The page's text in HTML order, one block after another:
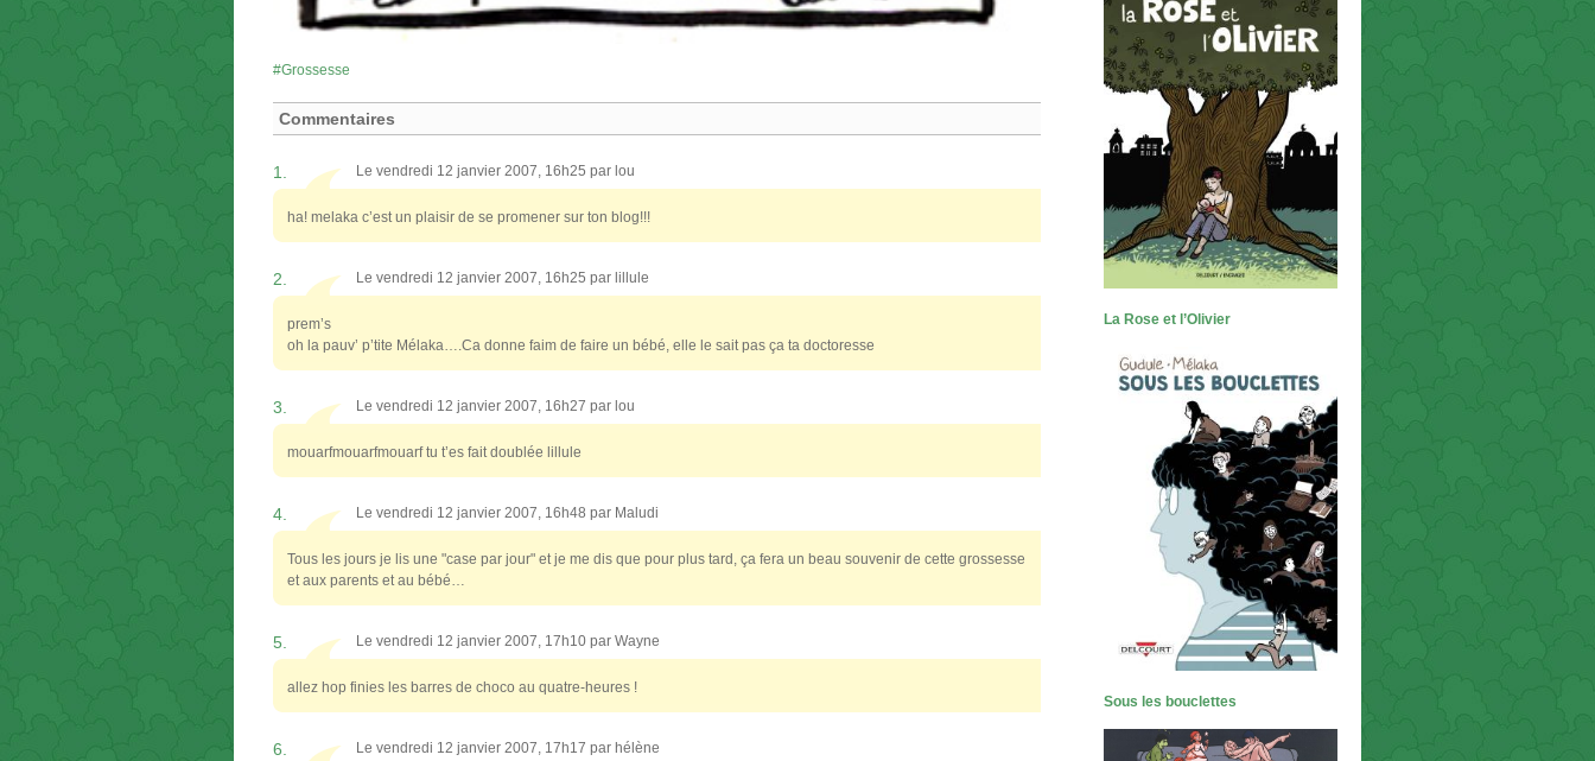
Grossesse
Commentaires
1. Le vendredi 12 janvier 2007, 16h25 par lou
ha! melaka c’est un plaisir de se promener sur ton blog!!!
2. Le vendredi 12 janvier 2007, 16h25 par lillule
prem’s
oh la pauv’ p’tite Mélaka….Ca donne faim de faire un bébé, elle le sait pas ça ta doctoresse
3. Le vendredi 12 janvier 2007, 16h27 par lou
mouarfmouarfmouarf tu t’es fait doublée lillule
4. Le vendredi 12 janvier 2007, 16h48 par Maludi
Tous les jours je lis une "case par jour" et je me dis que pour plus tard, ça fera un beau souvenir de cette grossesse
et aux parents et au bébé…
5. Le vendredi 12 janvier 2007, 17h10 par Wayne
allez hop finies les barres de choco au quatre-heures !
6. Le vendredi 12 janvier 2007, 17h17 par hélène
La Rose et l’Olivier
Sous les bouclettes